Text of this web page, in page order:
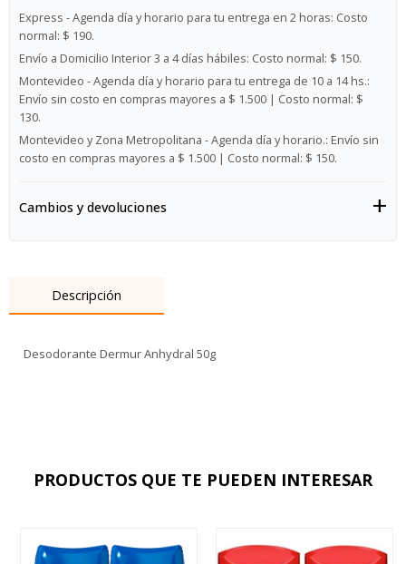
Express - Agenda día y horario para tu entrega en 2 horas: Costo
normal: $ 190.
Envío a Domicilio Interior 3 a 4 días hábiles: Costo normal: $ 150.
Montevideo - Agenda día y horario para tu entrega de 10 a 14 hs.:
Envío sin costo en compras mayores a $ 1.500 | Costo normal: $
130.
Montevideo y Zona Metropolitana - Agenda día y horario.: Envío sin
costo en compras mayores a $ 1.500 | Costo normal: $ 150.
Cambios y devoluciones
Descripción
Desodorante Dermur Anhydral 50g
PRODUCTOS QUE TE PUEDEN INTERESAR